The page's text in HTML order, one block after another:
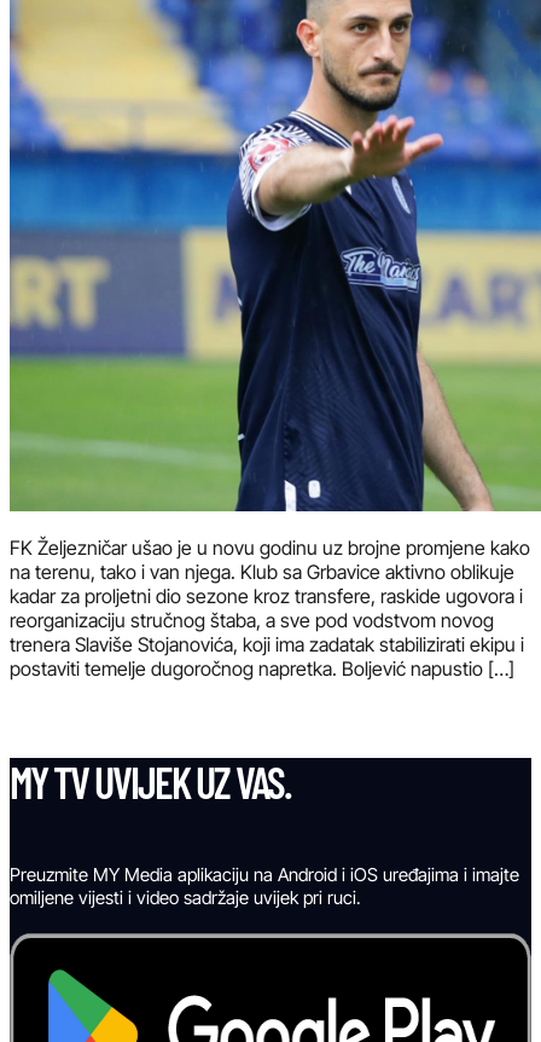
FK Željezničar ušao je u novu godinu uz brojne promjene kako
na terenu, tako i van njega. Klub sa Grbavice aktivno oblikuje
kadar za proljetni dio sezone kroz transfere, raskide ugovora i
reorganizaciju stručnog štaba, a sve pod vodstvom novog
trenera Slaviše Stojanovića, koji ima zadatak stabilizirati ekipu i
postaviti temelje dugoročnog napretka. Boljević napustio […]
MY TV UVIJEK UZ VAS.
Preuzmite MY Media aplikaciju na Android i iOS uređajima i imajte
omiljene vijesti i video sadržaje uvijek pri ruci.